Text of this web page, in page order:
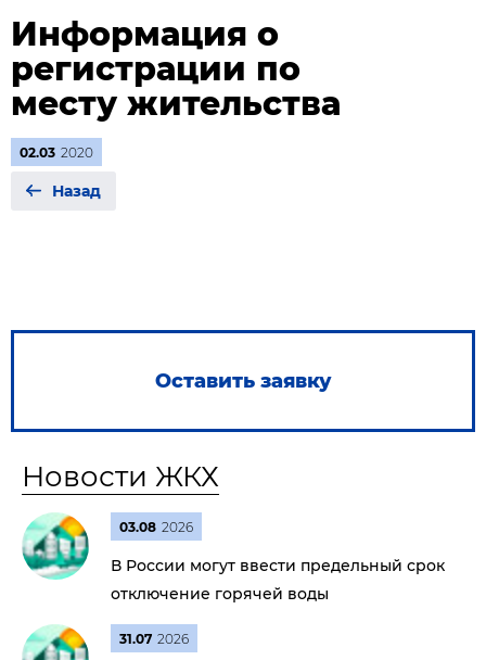
Информация о
регистрации по
месту жительства
02.03 2020
Назад
Оставить заявку
Новости ЖКХ
03.08 2026
В России могут ввести предельный срок
отключение горячей воды
31.07 2026